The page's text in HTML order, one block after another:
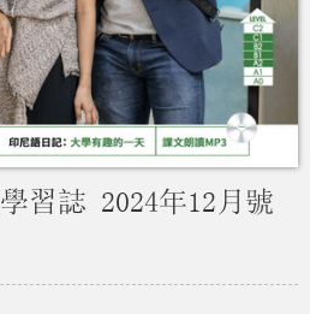
學習誌 2024年12月號